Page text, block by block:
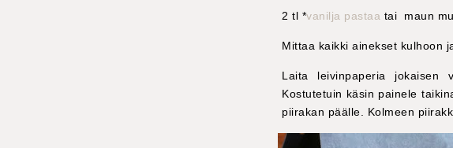
2 tl *vanilja pastaa tai maun
Mittaa kaikki ainekset kulhoon
Laita leivinpaperia jokaisen
Kostutetuin käsin painele
piirakan päälle. Kolmeen